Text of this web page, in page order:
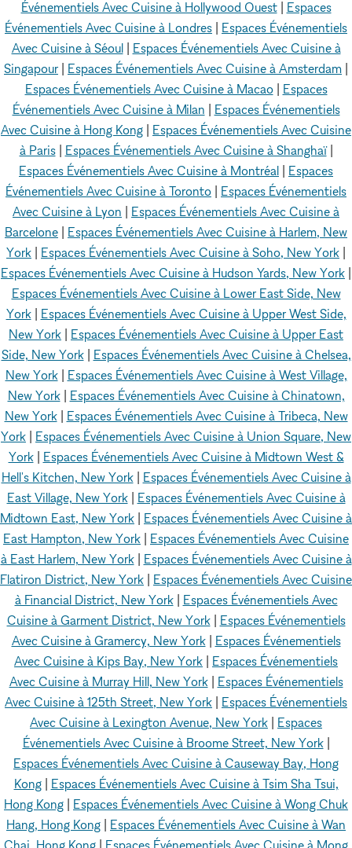
Événementiels Avec Cuisine à Hollywood Ouest| Espaces
Événementiels Avec Cuisine à Londres
Espaces Événementiels
Avec Cuisine à Séoul| Espaces Événementiels Avec Cuisine à
Singapour
Espaces Événementiels Avec Cuisine à Amsterdam
Espaces Événementiels Avec Cuisine à Macao| Espaces
Événementiels Avec Cuisine à Milan
Espaces Événementiels
Avec Cuisine à Hong Kong
Espaces Événementiels Avec Cuisine
à Paris| Espaces Événementiels Avec Cuisine à Shanghaï|
Espaces Événementiels Avec Cuisine à Montréal
Espaces
Événementiels Avec Cuisine à Toronto
Espaces Événementiels
Avec Cuisine à Lyon
Espaces Événementiels Avec Cuisine à
Barcelone
Espaces Événementiels Avec Cuisine à Harlem, New
York
Espaces Événementiels Avec Cuisine à Soho, New York
Espaces Événementiels Avec Cuisine à Hudson Yards, New York
Espaces Événementiels Avec Cuisine à Lower East Side, New
York| Espaces Événementiels Avec Cuisine à Upper West Side,
New York
Espaces Événementiels Avec Cuisine à Upper East
Side, New York| Espaces Événementiels Avec Cuisine à Chelsea,
New York| Espaces Événementiels Avec Cuisine à West Village,
New York| Espaces Événementiels Avec Cuisine à Chinatown,
New York| Espaces Événementiels Avec Cuisine à Tribeca, New
York
Espaces Événementiels Avec Cuisine à Union Square, New
York| Espaces Événementiels Avec Cuisine à Midtown West &
Hell's Kitchen, New York| Espaces Événementiels Avec Cuisine à
East Village, New York| Espaces Événementiels Avec Cuisine à
Midtown East, New York
Espaces Événementiels Avec Cuisine à
East Hampton, New York
Espaces Événementiels Avec Cuisine
à East Harlem, New York| Espaces Événementiels Avec Cuisine à
Flatiron District, New York
Espaces Événementiels Avec Cuisine
à Financial District, New York| Espaces Événementiels Avec
Cuisine à Garment District, New York| Espaces Événementiels
Avec Cuisine à Gramercy, New York| Espaces Événementiels
Avec Cuisine à Kips Bay, New York
Espaces Événementiels
Avec Cuisine à Murray Hill, New York| Espaces Événementiels
Avec Cuisine à 125th Street, New York
Espaces Événementiels
Avec Cuisine à Lexington Avenue, New York
Espaces
Événementiels Avec Cuisine à Broome Street, New York|
Espaces Événementiels Avec Cuisine à Causeway Bay, Hong
Kong| Espaces Événementiels Avec Cuisine à Tsim Sha Tsui,
Hong Kong
Espaces Événementiels Avec Cuisine à Wong Chuk
Hang, Hong Kong
Espaces Événementiels Avec Cuisine à Wan
Chai, Hong Kong
Espaces Événementiels Avec Cuisine à Mong